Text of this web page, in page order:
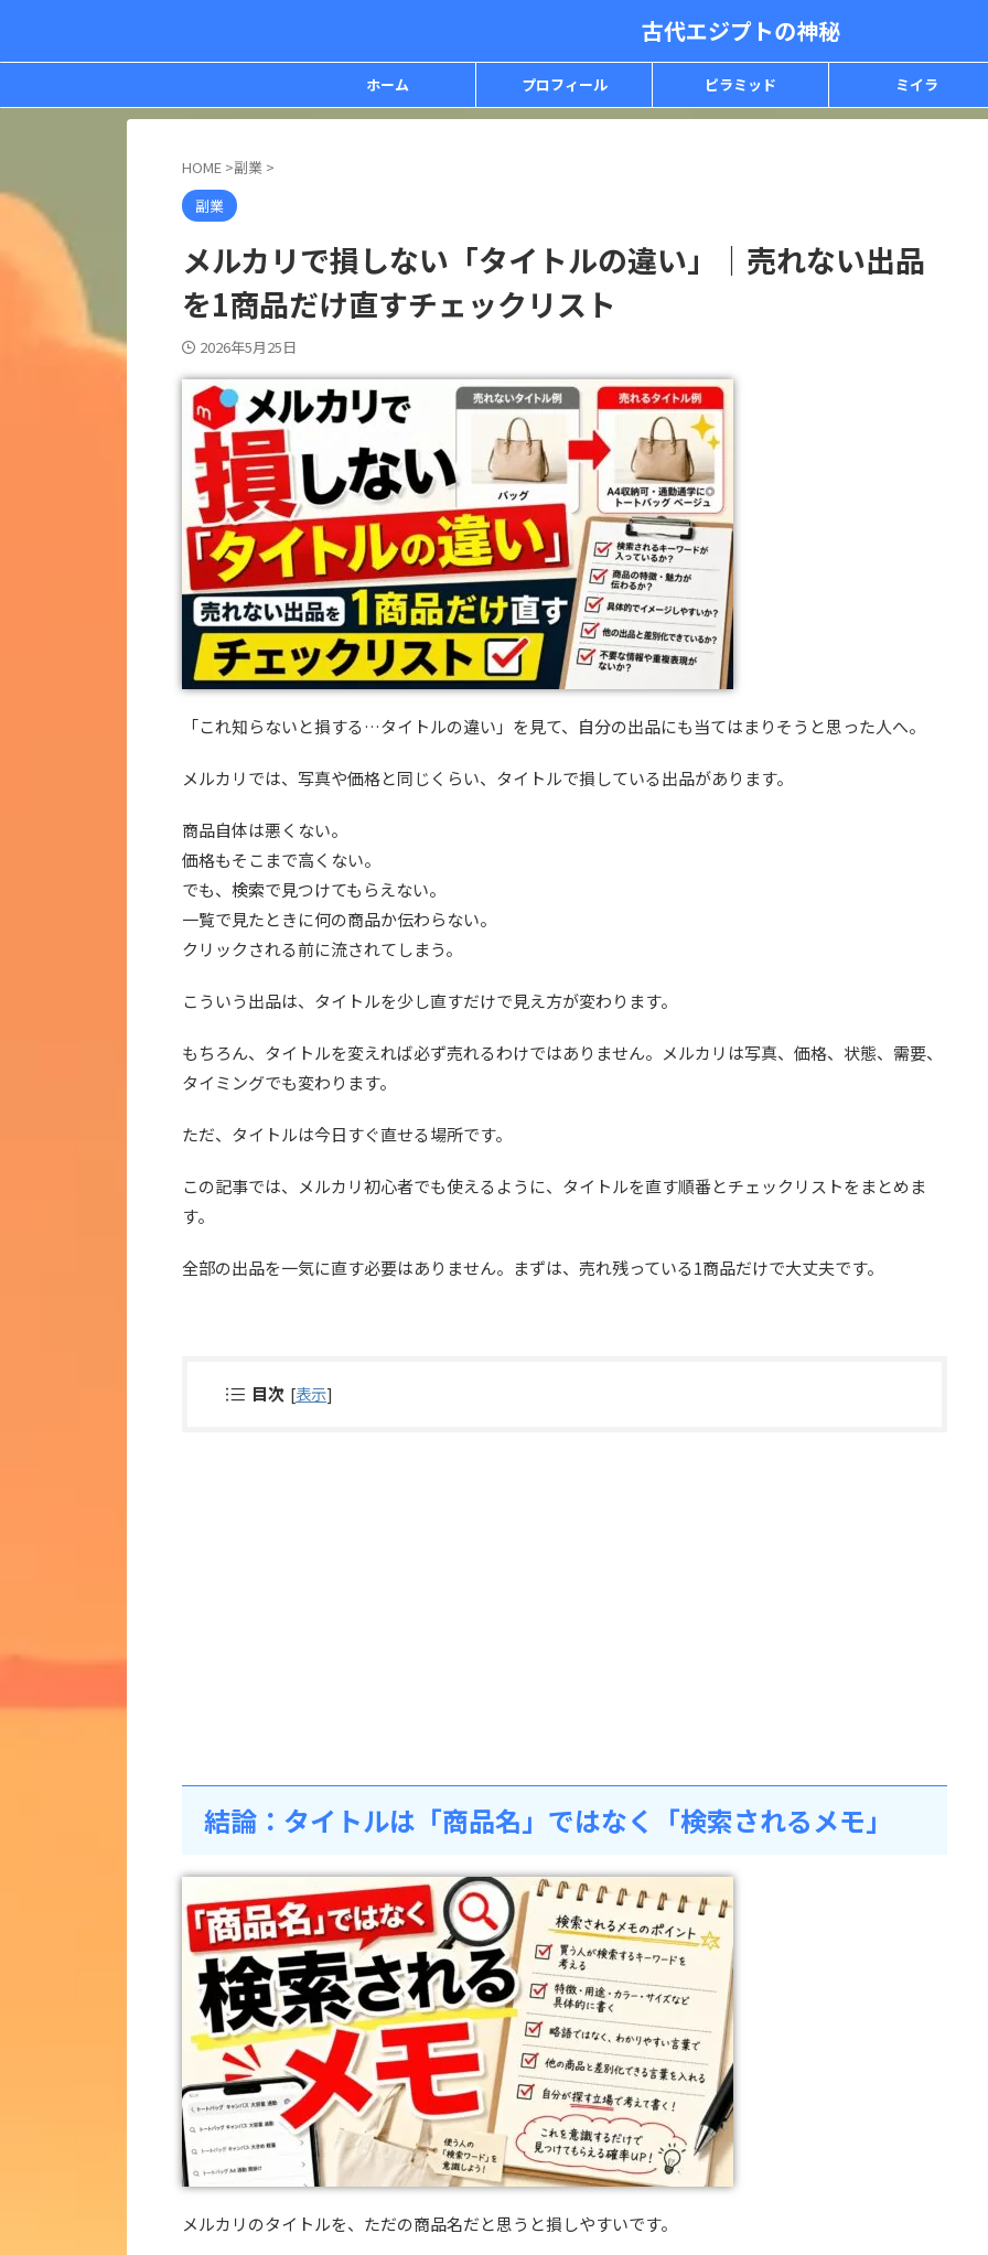
古代エジプトの神秘
ホーム プロフィール ピラミッド ミイラ
HOME >副業 >
副業
メルカリで損しない「タイトルの違い」｜売れない出品
を1商品だけ直すチェックリスト
2026年5月25日
「これ知らないと損する…タイトルの違い」を見て、自分の出品にも当てはまりそうと思った人へ。
メルカリでは、写真や価格と同じくらい、タイトルで損している出品があります。
商品自体は悪くない。
価格もそこまで高くない。
でも、検索で見つけてもらえない。
一覧で見たときに何の商品か伝わらない。
クリックされる前に流されてしまう。
こういう出品は、タイトルを少し直すだけで見え方が変わります。
もちろん、タイトルを変えれば必ず売れるわけではありません。メルカリは写真、価格、状態、需要、
タイミングでも変わります。
ただ、タイトルは今日すぐ直せる場所です。
この記事では、メルカリ初心者でも使えるように、タイトルを直す順番とチェックリストをまとめま
す。
全部の出品を一気に直す必要はありません。まずは、売れ残っている1商品だけで大丈夫です。
目次 [表示]
結論：タイトルは「商品名」ではなく「検索されるメモ」
メルカリのタイトルを、ただの商品名だと思うと損しやすいです。